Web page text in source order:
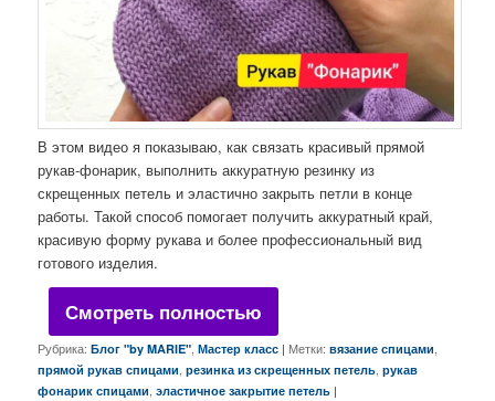
В этом видео я показываю, как связать красивый прямой
рукав-фонарик, выполнить аккуратную резинку из
скрещенных петель и эластично закрыть петли в конце
работы. Такой способ помогает получить аккуратный край,
красивую форму рукава и более профессиональный вид
готового изделия.
Смотреть полностью
Рубрика: Блог "by MARIE" ,Мастер класс | Метки: вязание спицами
прямой рукав спицами ,резинка из скрещенных петель ,рукав
фонарик спицами ,эластичное закрытие петель |